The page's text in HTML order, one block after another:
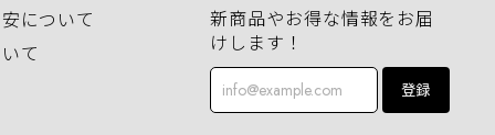
について
て
新商品やお得な情報をお届
けします！
登録